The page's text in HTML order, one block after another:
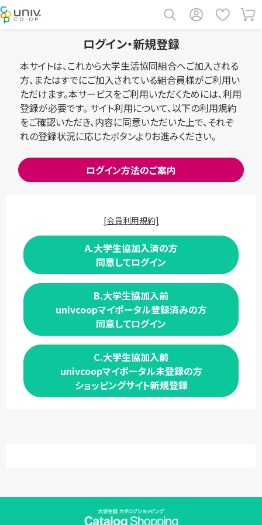
ログイン・新規登録
本サイトは、これから大学生活協同組合へご加入される
方、またはすでにご加入されている組合員様がご利用い
ただけます。本サービスをご利用いただくためには、利用
登録が必要です。 サイト利用について、以下の利用規約
をご確認いただき、内容に同意いただいた上で、それぞ
れの登録状況に応じたボタンよりお進みください。
ログイン方法のご案内
[会員利用規約]
A.大学生協加入済の方
同意してログイン
B.大学生協加入前
univcoopマイポータル登録済みの方
同意してログイン
C.大学生協加入前
univcoopマイポータル未登録の方
ショッピングサイト新規登録